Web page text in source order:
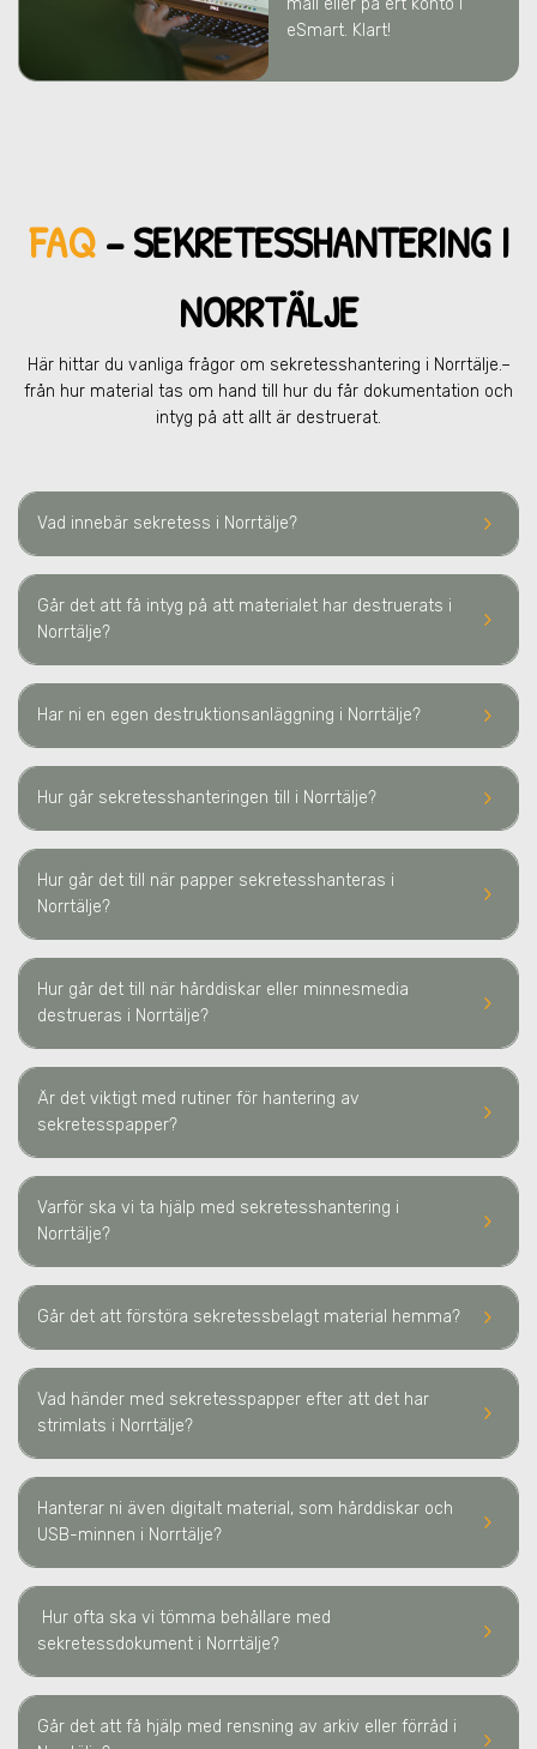
mail eller på ert konto i
eSmart. Klart!
FAQ– SEKRETESSHANTERING I
NORRTÄLJE
Här hittar du vanliga frågor om sekretesshantering i Norrtälje.–
från hur material tas om hand till hur du får dokumentation och
intyg på att allt är destruerat.
keyboard_arrow_right
Vad innebär sekretess i Norrtälje?
keyboard_arrow_right
Går det att få intyg på att materialet har destruerats i
Norrtälje?
keyboard_arrow_right
Har ni en egen destruktionsanläggning i Norrtälje?
keyboard_arrow_right
Hur går sekretesshanteringen till i Norrtälje?
keyboard_arrow_right
Hur går det till när papper sekretesshanteras i
Norrtälje?
keyboard_arrow_right
Hur går det till när hårddiskar eller minnesmedia
destrueras i Norrtälje?
keyboard_arrow_right
Är det viktigt med rutiner för hantering av
sekretesspapper?
keyboard_arrow_right
Varför ska vi ta hjälp med sekretesshantering i
Norrtälje?
keyboard_arrow_right
Går det att förstöra sekretessbelagt material hemma?
keyboard_arrow_right
Vad händer med sekretesspapper efter att det har
strimlats i Norrtälje?
keyboard_arrow_right
Hanterar ni även digitalt material, som hårddiskar och
USB-minnen i Norrtälje?
keyboard_arrow_right
Hur ofta ska vi tömma behållare med
sekretessdokument i Norrtälje?
keyboard_arrow_right
Går det att få hjälp med rensning av arkiv eller förråd i